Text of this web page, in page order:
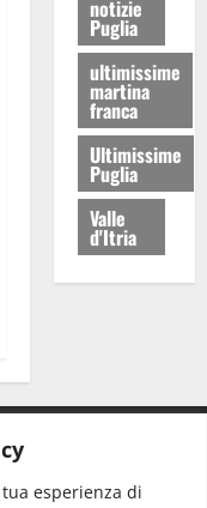
esperienza di
notizie
Puglia
ultimissime
martina
franca
Ultimissime
Puglia
Valle
d'Itria